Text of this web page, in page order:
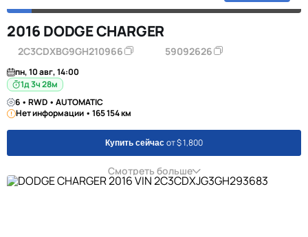
2016 DODGE CHARGER
2C3CDXBG9GH210966 59092626
пн, 10 авг, 14:00
1д 3ч 28м
6 • RWD • AUTOMATIC
Нет информации • 165 154 км
Купить сейчас от $ 1,800
Смотреть больше